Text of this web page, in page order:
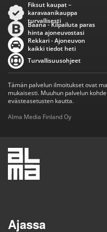
Fiksut kaupat –
karavaanikauppa
turvallisesti
Baana - Kilpailuta paras
hinta ajoneuvostasi
Rekkari - Ajoneuvon
kaikki tiedot heti
Turvallisuusohjeet
Tämän palvelun ilmoitukset ovat
mukaisesti. Muuhun palvelun
evästeasetusten kautta.
Alma Media Finland Oy